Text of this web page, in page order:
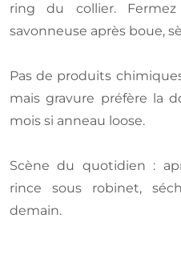
ring du collier.
savonneuse après boue,
Pas de produits
mais gravure préfère la
mois si anneau loose.
Scène du quotidien :
rince sous robinet,
demain.